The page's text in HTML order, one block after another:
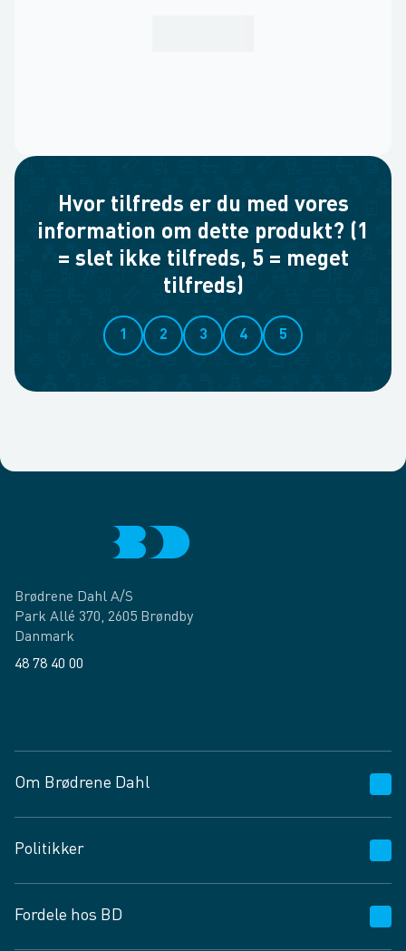
Hvor tilfreds er du med vores
information om dette produkt? (1
= slet ikke tilfreds, 5 = meget
tilfreds)
1 2 3 4 5
Brødrene Dahl A/S
Park Allé 370, 2605 Brøndby
Danmark
48 78 40 00
Om Brødrene Dahl
Vagttelefon 30 10 89 89
Spørgsmål og svar
Job og karriere
Politikker
Privatlivspolitik
Fordele hos BD